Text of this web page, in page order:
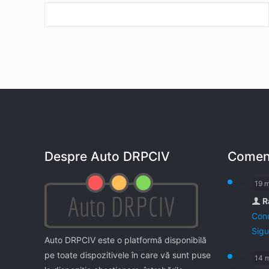
Despre Auto DRPCIV
Auto DRPCIV este o platformă disponibilă
pe toate dispozitivele în care vă sunt puse
19
14